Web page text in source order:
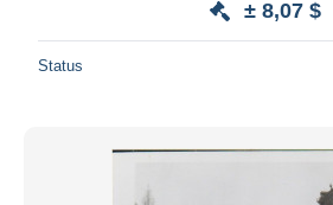
± 8,07 $
Status